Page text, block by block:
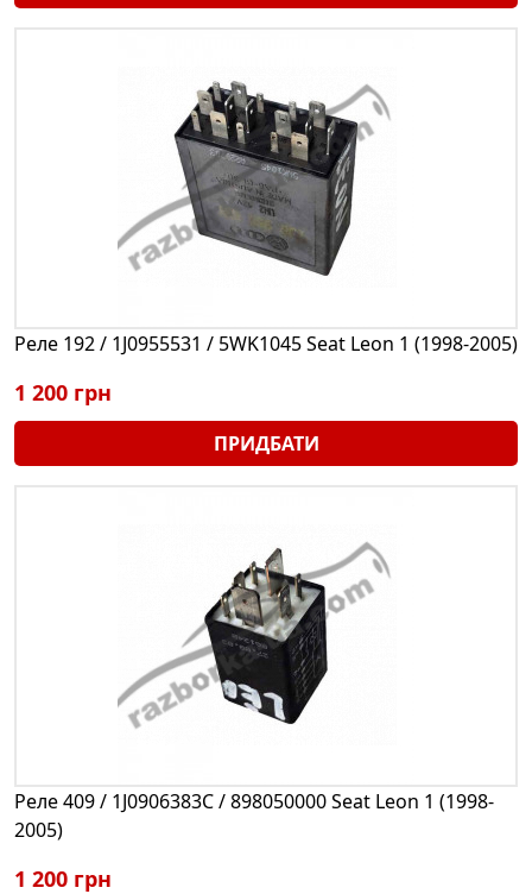
Реле 192 / 1J0955531 / 5WK1045 Seat Leon 1 (1998-2005)
1 200 грн
ПРИДБАТИ
Реле 409 / 1J0906383C / 898050000 Seat Leon 1 (1998-
2005)
1 200 грн